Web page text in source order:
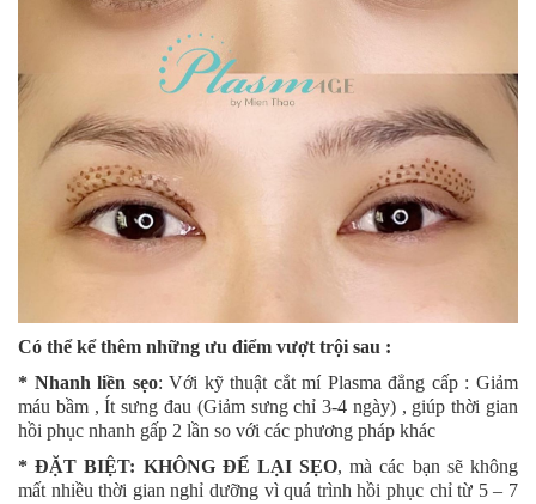
Có thể kể thêm những ưu điểm vượt trội sau :
* Nhanh liền sẹo: Với kỹ thuật cắt mí Plasma đẳng cấp : Giảm
máu bầm , Ít sưng đau (Giảm sưng chỉ 3-4 ngày) , giúp thời gian
hồi phục nhanh gấp 2 lần so với các phương pháp khác
* ĐẶT BIỆT: KHÔNG ĐỂ LẠI SẸO, mà các bạn sẽ không
mất nhiều thời gian nghỉ dưỡng vì quá trình hồi phục chỉ từ 5 – 7